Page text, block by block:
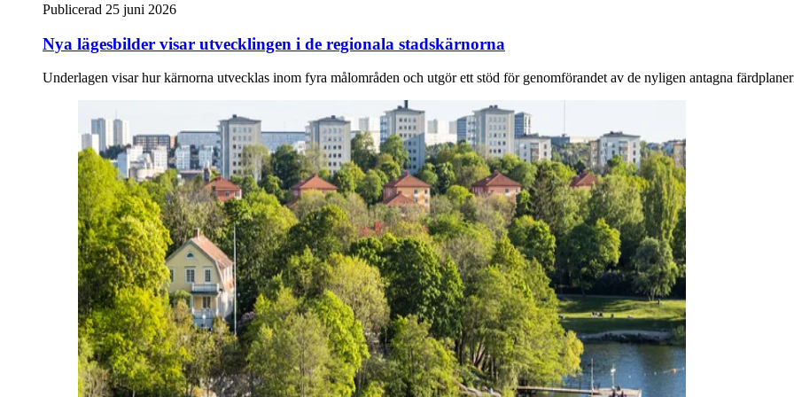
Publicerad 25 juni 2026
Nya lägesbilder visar utvecklingen i de regionala stadskärnorna
Underlagen visar hur kärnorna utvecklas inom fyra målområden och utgör ett stöd för genomförandet av de nyligen antagna